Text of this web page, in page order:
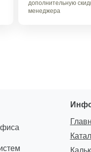
дополнительную
менеджера